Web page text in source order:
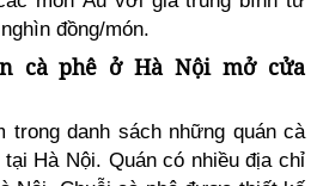
đồng/món.
cà phê ở Hà Nội mở cửa
trong danh sách những quán cà
Hà Nội. Quán có nhiều địa chỉ